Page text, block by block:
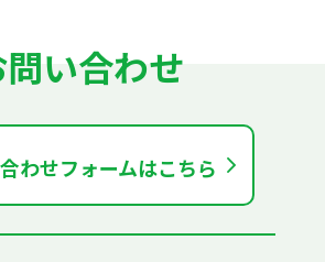
問い合わせ
わせフォームはこちら